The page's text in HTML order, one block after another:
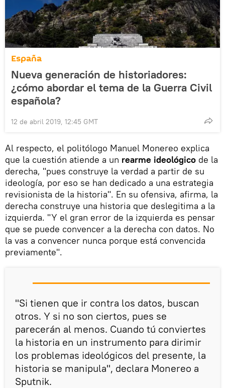
España
Nueva generación de historiadores:
¿cómo abordar el tema de la Guerra Civil
española?
12 de abril 2019, 12:45 GMT
Al respecto, el politólogo Manuel Monereo explica
que la cuestión atiende a un rearme ideológico de la
derecha, "pues construye la verdad a partir de su
ideología, por eso se han dedicado a una estrategia
revisionista de la historia". En su ofensiva, afirma, la
derecha construye una historia que deslegitima a la
izquierda. "Y el gran error de la izquierda es pensar
que se puede convencer a la derecha con datos. No
la vas a convencer nunca porque está convencida
previamente".
"Si tienen que ir contra los datos, buscan
otros. Y si no son ciertos, pues se
parecerán al menos. Cuando tú conviertes
la historia en un instrumento para dirimir
los problemas ideológicos del presente, la
historia se manipula", declara Monereo a
Sputnik.